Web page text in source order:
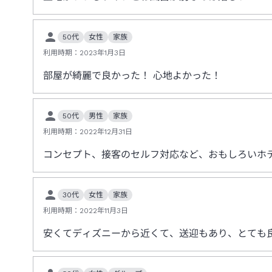
50代 女性
家族
利用時期： 2023年1月3日
部屋が綺麗で良かった！ 心地よかった！
50代 男性
家族
利用時期： 2022年12月31日
コンセプト、接客のセルフ対応など、おもしろいホ
30代 女性
家族
利用時期： 2022年11月3日
安くてディズニーから近くて、送迎もあり、とても